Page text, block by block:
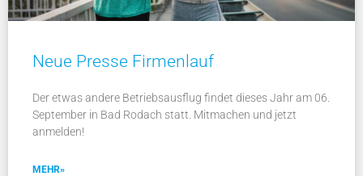
Neue Presse Firmenlauf
Der etwas andere Betriebsausflug findet dieses Jahr am 06.
September in Bad Rodach statt. Mitmachen und jetzt
anmelden!
MEHR»